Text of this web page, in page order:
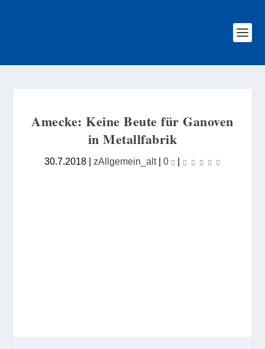
Amecke: Keine Beute für Ganoven
in Metallfabrik
30.7.2018| zAllgemein_alt| 0 |